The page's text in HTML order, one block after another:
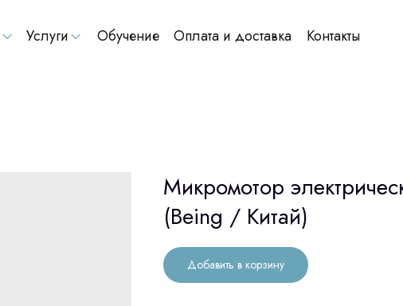
Обучение
Услуги Оплата и доставка Контакты
Микромотор
(Being / Китай)
Добавить в корзину